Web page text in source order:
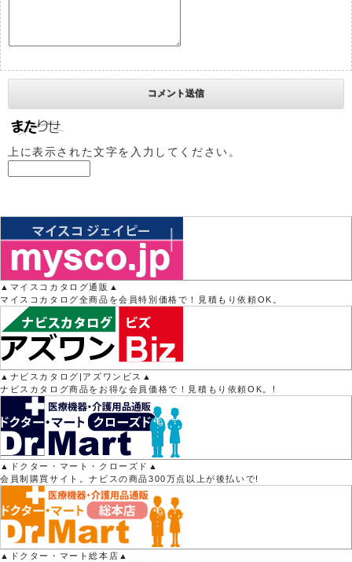
上に表示された文字を入力してください。
▲マイスコカタログ通販▲
マイスコカタログ全商品を会員特別価格で！見積もり依頼OK。
▲ナビスカタログ|アズワンビス▲
ナビスカタログ商品をお得な会員価格で！見積もり依頼OK。!
▲ドクター・マート・クローズド▲
会員制購買サイト。ナビスの商品300万点以上が後払いで!
▲ドクター・マート総本店▲